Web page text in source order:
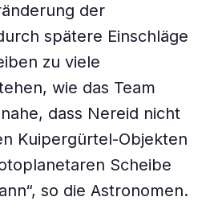
der
spätere Einschläge
zu viele
wie das Team
dass Nereid nicht
Kuipergürtel-Objekten
Scheibe
so die Astronomen.